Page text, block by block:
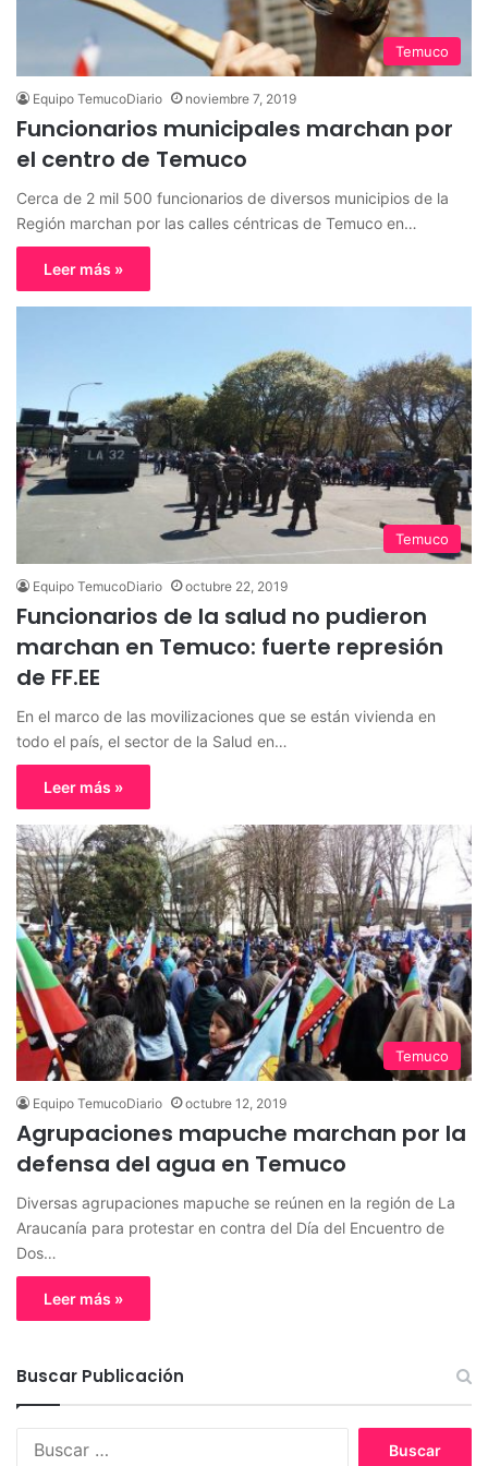
Temuco
Equipo TemucoDiario noviembre 7, 2019
Funcionarios municipales marchan por
el centro de Temuco
Cerca de 2 mil 500 funcionarios de diversos municipios de la
Región marchan por las calles céntricas de Temuco en…
Leer más »
Temuco
Equipo TemucoDiario octubre 22, 2019
Funcionarios de la salud no pudieron
marchan en Temuco: fuerte represión
de FF.EE
En el marco de las movilizaciones que se están vivienda en
todo el país, el sector de la Salud en…
Leer más »
Temuco
Equipo TemucoDiario octubre 12, 2019
Agrupaciones mapuche marchan por la
defensa del agua en Temuco
Diversas agrupaciones mapuche se reúnen en la región de La
Araucanía para protestar en contra del Día del Encuentro de
Dos…
Leer más »
Buscar Publicación